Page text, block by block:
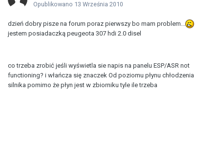
Opublikowano 13 Września 2010
dzień dobry pisze na forum poraz pierwszy bo mam problem...
jestem posiadaczką peugeota 307 hdi 2.0 disel
co trzeba zrobić jeśli wyświetla sie napis na panelu ESP/ASR not
functioning? i włańcza się znaczek Od poziomu płynu chłodzenia
silnika pomimo że płyn jest w zbiorniku tyle ile trzeba